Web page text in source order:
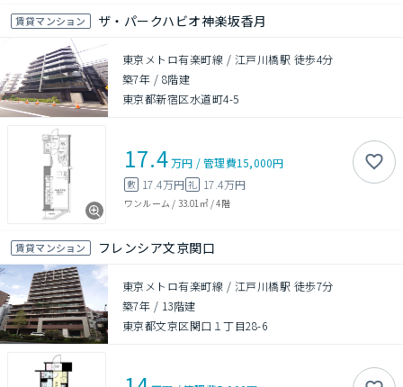
賃貸マンション ザ・パークハビオ神楽坂香月
東京メトロ有楽町線 / 江戸川橋駅 徒歩4分
築7年 / 8階建
東京都新宿区水道町4-5
17.4万円 /管理費15,000円
敷 17.4万円 礼 17.4万円
ワンルーム / 33.01㎡/4階
賃貸マンション フレンシア文京関口
東京メトロ有楽町線 / 江戸川橋駅 徒歩7分
築7年 / 13階建
東京都文京区関口１丁目28-6